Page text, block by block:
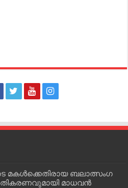
മകള്‍ക്കെതിരായ ബലാത്സംഗ
മാധവന്‍